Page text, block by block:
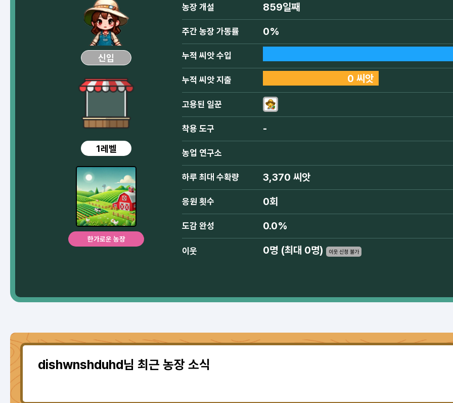
신입
1레벨
한가로운 농장
농장 개설 859일째
주간 농장 가동률 0%
누적 씨앗 수입
누적 씨앗 지출 0 씨앗
고용된 일꾼
착용 도구 -
농업 연구소
하루 최대 수확량 3,370 씨앗
응원 횟수 0회
도감 완성 0.0%
이웃 0명 (최대 0명) 이웃 신청 불가
dishwnshduhd님 최근 농장 소식